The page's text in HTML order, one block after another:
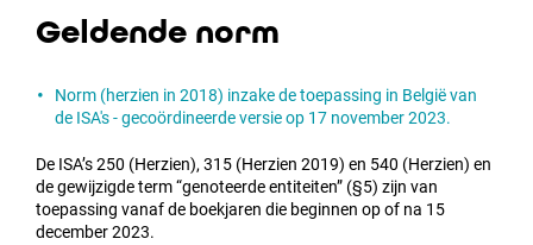
Geldende norm
Norm (herzien in 2018) inzake de toepassing in België van
de ISA's - gecoördineerde versie op 17 november 2023.
De ISA’s 250 (Herzien), 315 (Herzien 2019) en 540 (Herzien) en
de gewijzigde term “genoteerde entiteiten” (§5) zijn van
toepassing vanaf de boekjaren die beginnen op of na 15
december 2023.